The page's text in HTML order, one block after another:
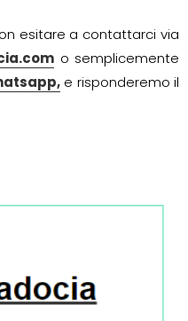
esitare a contattarci via
o semplicemente
e risponderemo il